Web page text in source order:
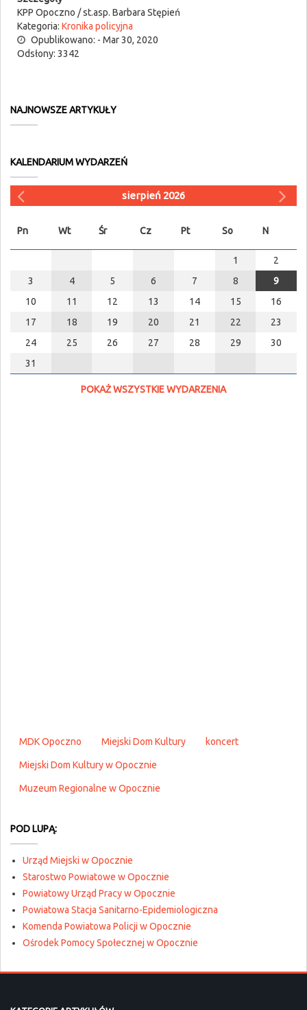
KPP Opoczno / st.asp. Barbara Stępień
Kategoria: Kronika policyjna
Opublikowano: - Mar 30, 2020
Odsłony: 3342
NAJNOWSZE ARTYKUŁY
KALENDARIUM WYDARZEŃ
sierpień 2026
Pn Wt Śr Cz Pt So N
1
2
3
4 5 6 7 8
9
10
11 12 13 14 15
16
17
18 19 20 21 22
23
24
25 26 27 28 29
30
31
POKAŻ WSZYSTKIE WYDARZENIA
MDK Opoczno Miejski Dom Kultury koncert
Miejski Dom Kultury w Opocznie
Muzeum Regionalne w Opocznie
POD LUPĄ:
Urząd Miejski w Opocznie
Starostwo Powiatowe w Opocznie
Powiatowy Urząd Pracy w Opocznie
Powiatowa Stacja Sanitarno-Epidemiologiczna
Komenda Powiatowa Policji w Opocznie
Ośrodek Pomocy Społecznej w Opocznie